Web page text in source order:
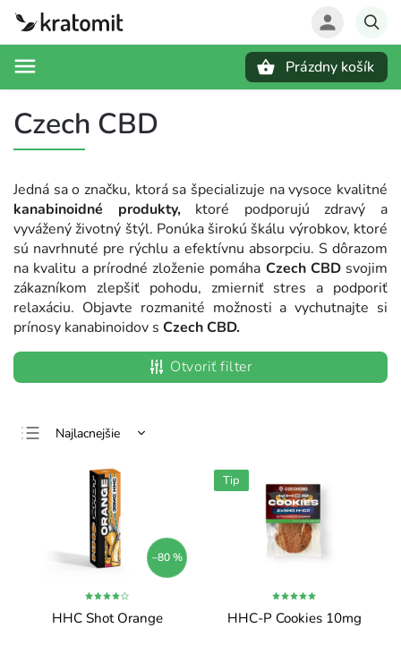
Prázdny košík
Czech CBD
Jedná sa o značku, ktorá sa špecializuje na vysoce kvalitné
kanabinoidné produkty,ktoré podporujú zdravý a
vyvážený životný štýl. Ponúka širokú škálu výrobkov, ktoré
sú navrhnuté pre rýchlu a efektívnu absorpciu. S dôrazom
na kvalitu a prírodné zloženie pomáha Czech CBDsvojim
zákazníkom zlepšiť pohodu, zmierniť stres a podporiť
relaxáciu. Objavte rozmanité možnosti a vychutnajte si
prínosy kanabinoidov s Czech CBD.
Otvoriť filter
Najlacnejšie
Najpredávanejšie
Abecedne
–80 %
HHC Shot Orange
Tip
HHC-P Cookies 10mg